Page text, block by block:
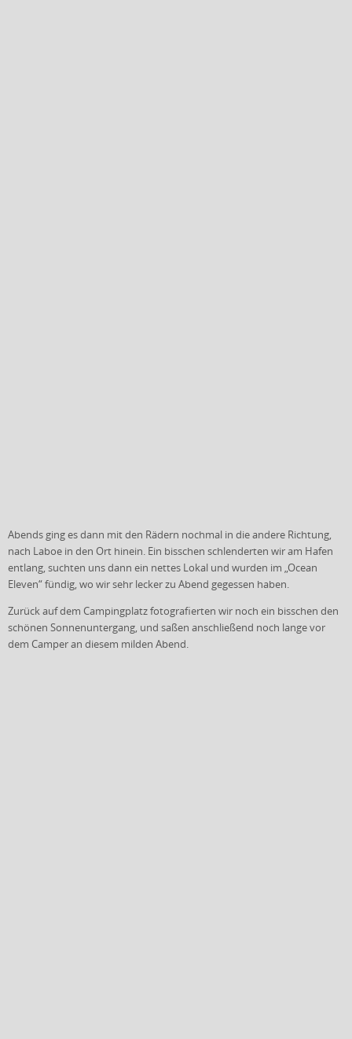
Abends ging es dann mit den Rädern nochmal in die andere Richtung,
nach Laboe in den Ort hinein. Ein bisschen schlenderten wir am Hafen
entlang, suchten uns dann ein nettes Lokal und wurden im „Ocean
Eleven“ fündig, wo wir sehr lecker zu Abend gegessen haben.
Zurück auf dem Campingplatz fotografierten wir noch ein bisschen den
schönen Sonnenuntergang, und saßen anschließend noch lange vor
dem Camper an diesem milden Abend.